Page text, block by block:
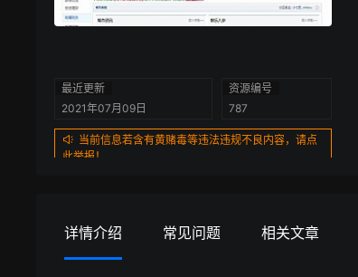
最近更新
2021年07月09日
资源编号
787
当前信息若含有黄赌毒等违法违规不良内容，请点
此举报！
详情介绍 常见问题 相关文章